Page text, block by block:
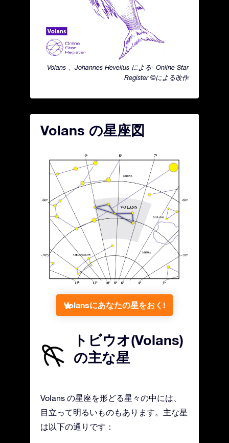
Volans 、Johannes Hevelius による- Online Star
Register ©による改作
Volans の星座図
Volansにあなたの星をおく!
トビウオ(Volans)
の主な星
Volans の星座を形どる星々の中には、
目立って明るいものもあります。主な星
は以下の通りです：